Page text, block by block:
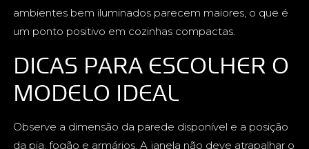
ambientes bem iluminados parecem maiores, o que é
um ponto positivo em cozinhas compactas.
DICAS PARA ESCOLHER O
MODELO IDEAL
Observe a dimensão da parede disponível e a posição
da pia, fogão e armários. A janela não deve atrapalhar o